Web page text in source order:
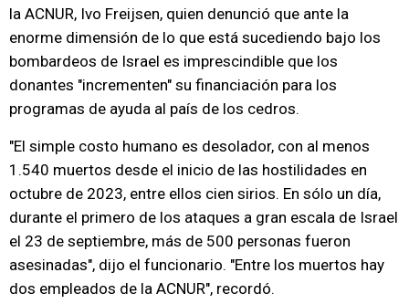
la ACNUR, Ivo Freijsen, quien denunció que ante la
enorme dimensión de lo que está sucediendo bajo los
bombardeos de Israel es imprescindible que los
donantes "incrementen" su financiación para los
programas de ayuda al país de los cedros.
"El simple costo humano es desolador, con al menos
1.540 muertos desde el inicio de las hostilidades en
octubre de 2023, entre ellos cien sirios. En sólo un día,
durante el primero de los ataques a gran escala de Israel
el 23 de septiembre, más de 500 personas fueron
asesinadas", dijo el funcionario. "Entre los muertos hay
dos empleados de la ACNUR", recordó.